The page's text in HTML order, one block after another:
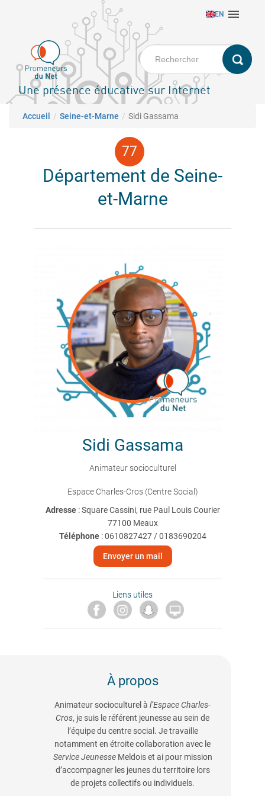
principal
EN 
Une présence éducative sur Internet
Fil d'Ariane
Accueil Seine-et-Marne Sidi Gassama
Département de Seine-
et-Marne
Sidi Gassama
Animateur socioculturel
Espace Charles-Cros (Centre Social)
Adresse : Square Cassini, rue Paul Louis Courier
77100 Meaux
Téléphone:0610827427 / 0183690204
Envoyer un mail
Liens utiles

À propos
Animateur socioculturel à l’Espace Charles-
Cros, je suis le référent jeunesse au sein de
l’équipe du centre social. Je travaille
notamment en étroite collaboration avec le
Service JeunesseMeldois et ai pour mission
d’accompagner les jeunes du territoire lors
de projets collectifs ou individuels.